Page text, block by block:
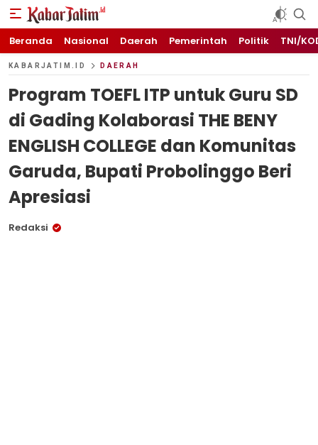
KABARJATIM.id
Kabar Jawa timuran
Beranda Nasional Daerah Pemerintah Politik TNI/
KABARJATIM.ID DAERAH
Program TOEFL ITP untuk Guru SD
di Gading Kolaborasi THE BENY
ENGLISH COLLEGE dan Komunitas
Garuda, Bupati Probolinggo Beri
Apresiasi
Redaksi